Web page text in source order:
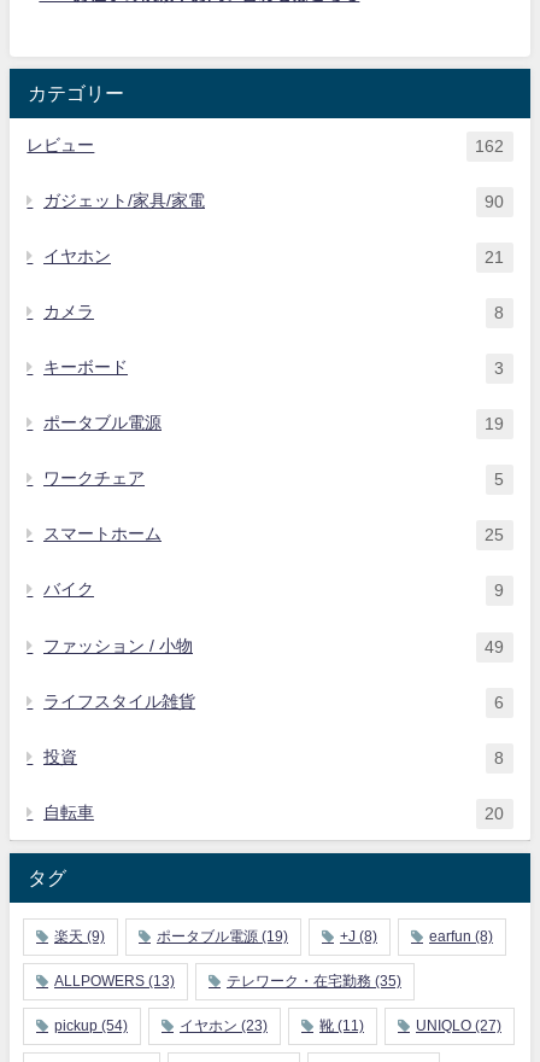
カテゴリー
レビュー 162
ガジェット/家具/家電 90
イヤホン 21
カメラ 8
キーボード 3
ポータブル電源 19
ワークチェア 5
スマートホーム 25
バイク 9
ファッション / 小物 49
ライフスタイル雑貨 6
投資 8
自転車 20
タグ
楽天 (9) ポータブル電源 (19) +J (8) earfun (8)
ALLPOWERS (13) テレワーク・在宅勤務 (35)
pickup (54) イヤホン (23) 靴 (11) UNIQLO (27)